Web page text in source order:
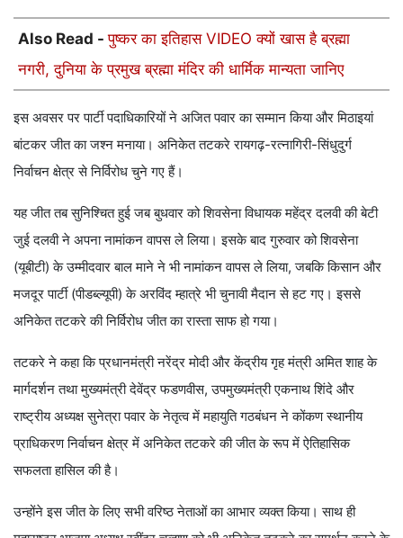
Also Read -पुष्कर का इतिहास VIDEO क्यों खास है ब्रह्मा
नगरी, दुनिया के प्रमुख ब्रह्मा मंदिर की धार्मिक मान्यता जानिए
इस अवसर पर पार्टी पदाधिकारियों ने अजित पवार का सम्मान किया और मिठाइयां
बांटकर जीत का जश्न मनाया। अनिकेत तटकरे रायगढ़-रत्नागिरी-सिंधुदुर्ग
निर्वाचन क्षेत्र से निर्विरोध चुने गए हैं।
यह जीत तब सुनिश्चित हुई जब बुधवार को शिवसेना विधायक महेंद्र दलवी की बेटी
जुई दलवी ने अपना नामांकन वापस ले लिया। इसके बाद गुरुवार को शिवसेना
(यूबीटी) के उम्मीदवार बाल माने ने भी नामांकन वापस ले लिया, जबकि किसान और
मजदूर पार्टी (पीडब्ल्यूपी) के अरविंद म्हात्रे भी चुनावी मैदान से हट गए। इससे
अनिकेत तटकरे की निर्विरोध जीत का रास्ता साफ हो गया।
तटकरे ने कहा कि प्रधानमंत्री नरेंद्र मोदी और केंद्रीय गृह मंत्री अमित शाह के
मार्गदर्शन तथा मुख्यमंत्री देवेंद्र फडणवीस, उपमुख्यमंत्री एकनाथ शिंदे और
राष्ट्रीय अध्यक्ष सुनेत्रा पवार के नेतृत्व में महायुति गठबंधन ने कोंकण स्थानीय
प्राधिकरण निर्वाचन क्षेत्र में अनिकेत तटकरे की जीत के रूप में ऐतिहासिक
सफलता हासिल की है।
उन्होंने इस जीत के लिए सभी वरिष्ठ नेताओं का आभार व्यक्त किया। साथ ही